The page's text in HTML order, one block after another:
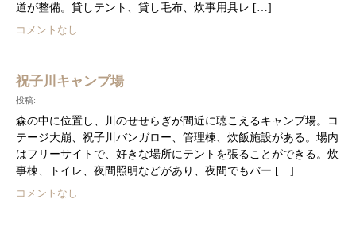
道が整備。貸しテント、貸し毛布、炊事用具レ […]
コメントなし
祝子川キャンプ場
投稿:
森の中に位置し、川のせせらぎが間近に聴こえるキャンプ場。コ
テージ大崩、祝子川バンガロー、管理棟、炊飯施設がある。場内
はフリーサイトで、好きな場所にテントを張ることができる。炊
事棟、トイレ、夜間照明などがあり、夜間でもバー […]
コメントなし